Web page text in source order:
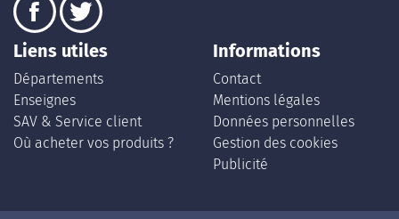
Liens utiles
Départements
Enseignes
SAV & Service client
Où acheter vos produits ?
Informations
Contact
Mentions légales
Données personnelles
Gestion des cookies
Publicité